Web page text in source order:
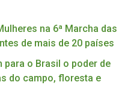
na 6ª Marcha das
de mais de 20 países
para o Brasil o poder de
do campo, floresta e